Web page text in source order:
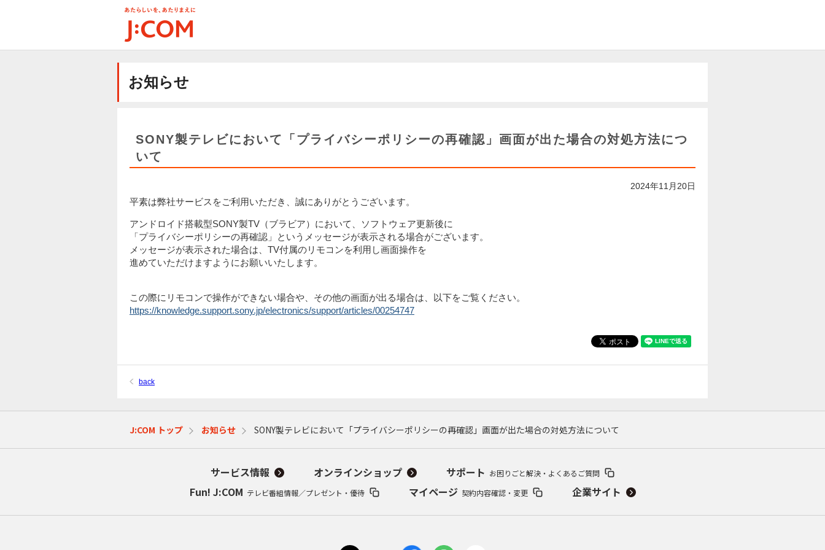
お知らせ
SONY製テレビにおいて「プライバシーポリシーの再確認」画面が出た場合の対処方法につ
いて
2024年11月20日
平素は弊社サービスをご利用いただき、誠にありがとうございます。
アンドロイド搭載型SONY製TV （ブラビア）において、ソフトウェア更新後に
「プライバシーポリシーの再確認」というメッセージが表示される場合がございます。
メッセージが表示された場合は、 TV付属のリモコンを利用し画面操作を
進めていただけますようにお願いいたします。
この際にリモコンで操作ができない場合や、その他の画面が出る場合は、以下をご覧ください。
https://knowledge.support.sony.jp/electronics/support/articles/00254747
back
J:COM トップ お知らせ SONY製テレビにおいて「プライバシーポリシーの再確認」画面が出た場合の対処方法について
サービス情報 オンラインショップ サポート お困りごと解決・よくあるご質問
Fun! J:COM テレビ番組情報／プレゼント・優待 マイページ 契約内容確認・変更 企業サイト